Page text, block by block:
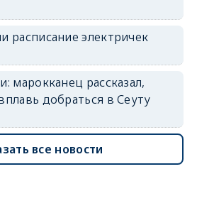
расписание электричек
марокканец рассказал,
добраться в Сеуту
все новости